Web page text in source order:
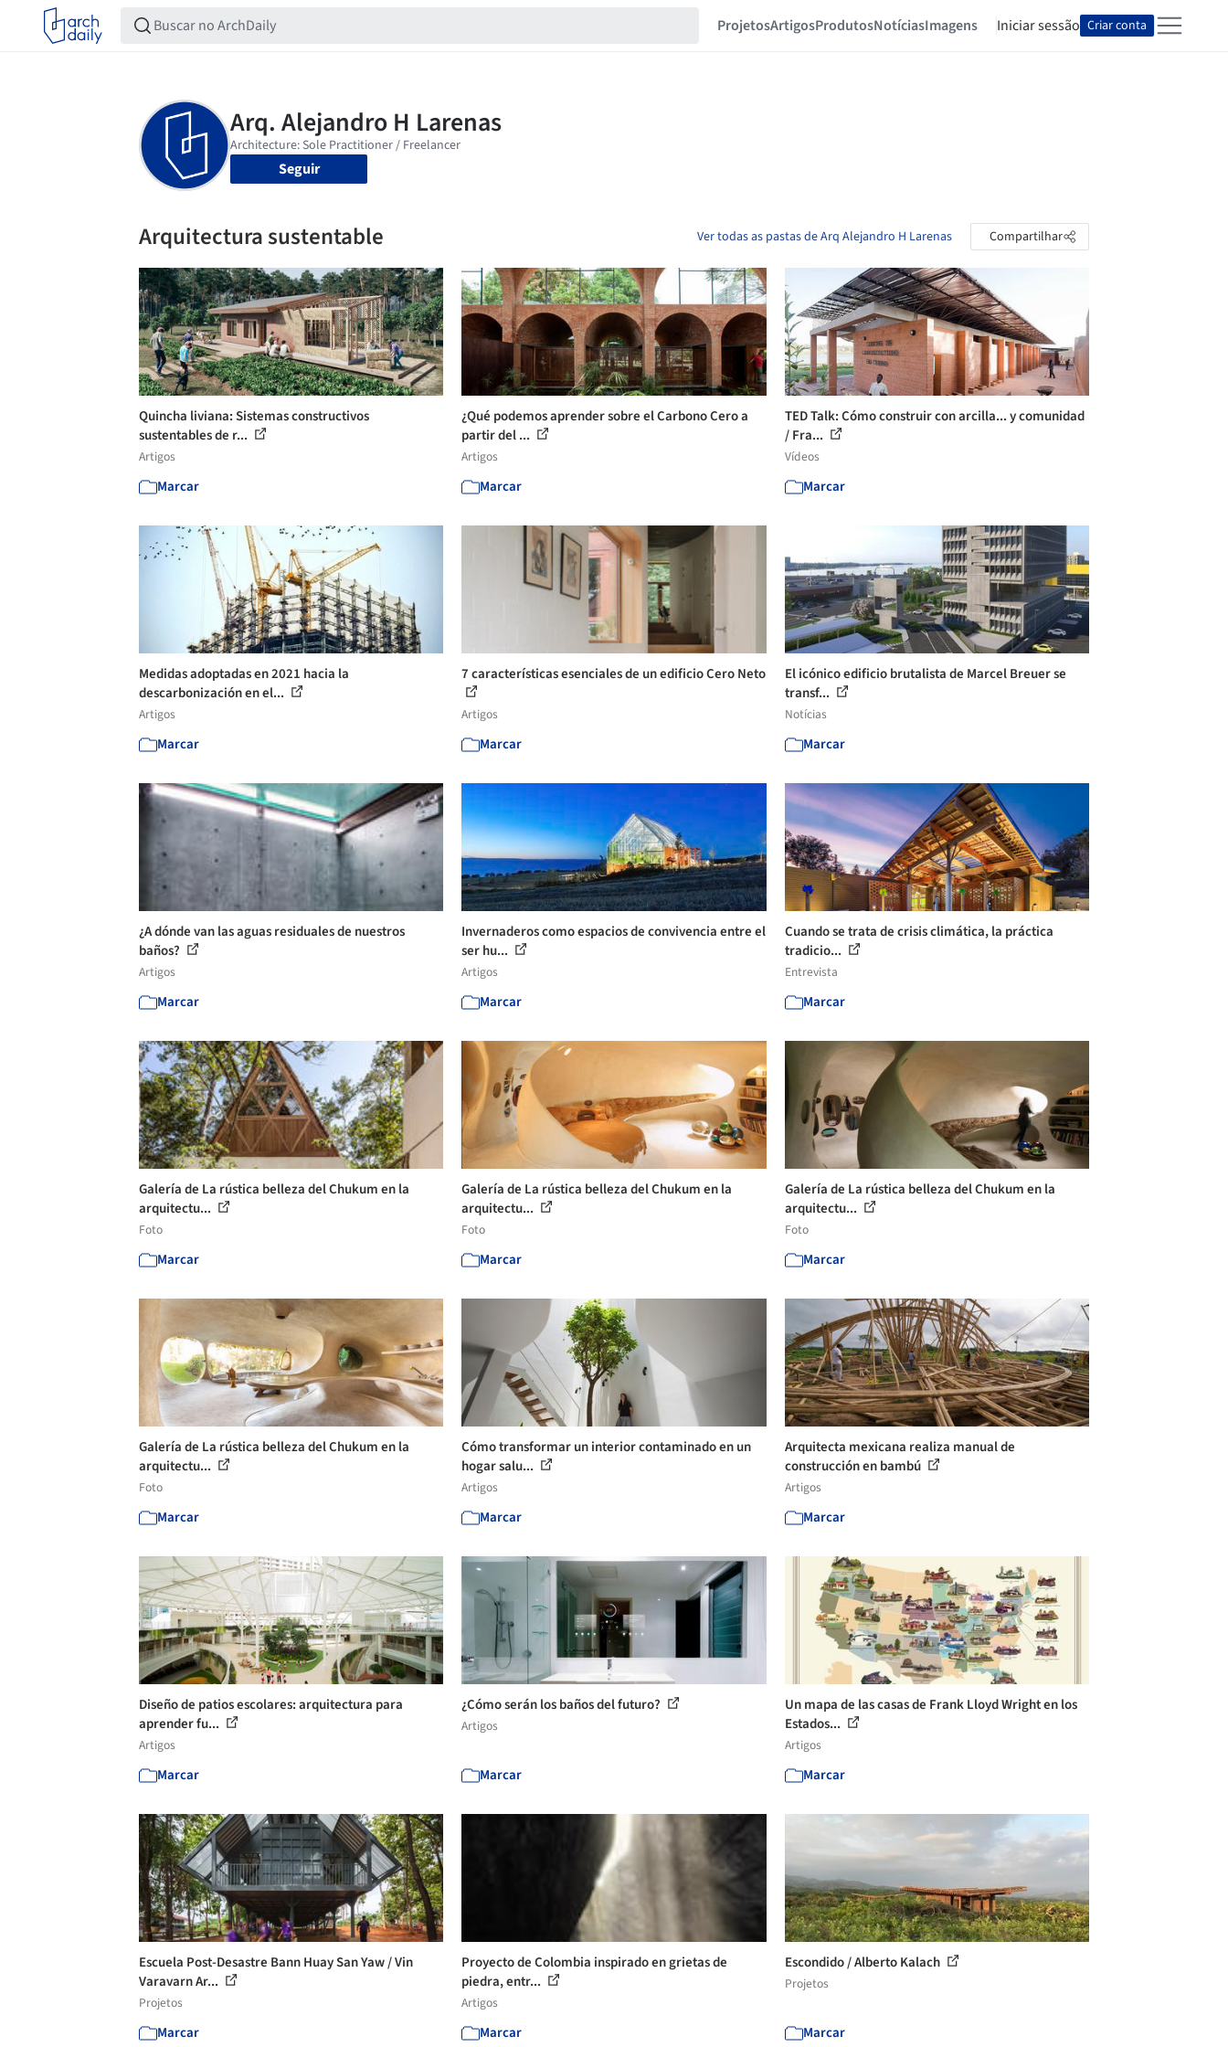
ProjetosArtigosProdutosNotíciasImagens Iniciar sessão Criar conta
Seguir
Arquitectura sustentable Ver todas as pastas de Arq Alejandro H Larenas Compartilhar
Quincha liviana: Sistemas constructivos
sustentables de r...
Artigos
Marcar
¿Qué podemos aprender sobre el Carbono Cero a
partir del ...
Artigos
Marcar
TED Talk: Cómo construir con arcilla... y comunidad
/ Fra...
Vídeos
Marcar
Medidas adoptadas en 2021 hacia la
descarbonización en el...
Artigos
Marcar
7 características esenciales de un edificio Cero Neto
Artigos
Marcar
El icónico edificio brutalista de Marcel Breuer se
transf...
Notícias
Marcar
¿A dónde van las aguas residuales de nuestros
baños?
Artigos
Marcar
Invernaderos como espacios de convivencia entre el
ser hu...
Artigos
Marcar
Cuando se trata de crisis climática, la práctica
tradicio...
Entrevista
Marcar
Galería de La rústica belleza del Chukum en la
arquitectu...
Foto
Marcar
Galería de La rústica belleza del Chukum en la
arquitectu...
Foto
Marcar
Galería de La rústica belleza del Chukum en la
arquitectu...
Foto
Marcar
Galería de La rústica belleza del Chukum en la
arquitectu...
Foto
Marcar
Cómo transformar un interior contaminado en un
hogar salu...
Artigos
Marcar
Arquitecta mexicana realiza manual de
construcción en bambú
Artigos
Marcar
Diseño de patios escolares: arquitectura para
aprender fu...
Artigos
Marcar
¿Cómo serán los baños del futuro?
Artigos
Marcar
Un mapa de las casas de Frank Lloyd Wright en los
Estados...
Artigos
Marcar
Escuela Post-Desastre Bann Huay San Yaw / Vin
Varavarn Ar...
Projetos
Marcar
Proyecto de Colombia inspirado en grietas de
piedra, entr...
Artigos
Marcar
Escondido / Alberto Kalach
Projetos
Marcar